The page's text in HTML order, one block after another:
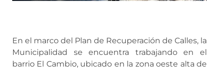
En el marco del Plan de Recuperación de Calles, la
Municipalidad se encuentra trabajando en el
barrio El Cambio, ubicado en la zona oeste alta de